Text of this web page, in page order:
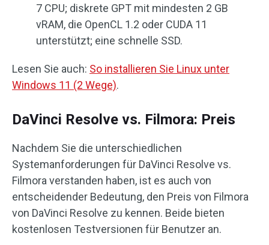
7 CPU; diskrete GPT mit mindesten 2 GB
vRAM, die OpenCL 1.2 oder CUDA 11
unterstützt; eine schnelle SSD.
Lesen Sie auch: So installieren Sie Linux unter
Windows 11 (2 Wege).
DaVinci Resolve vs. Filmora: Preis
Nachdem Sie die unterschiedlichen
Systemanforderungen für DaVinci Resolve vs.
Filmora verstanden haben, ist es auch von
entscheidender Bedeutung, den Preis von Filmora
von DaVinci Resolve zu kennen. Beide bieten
kostenlosen Testversionen für Benutzer an.